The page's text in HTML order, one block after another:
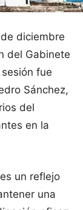
diciembre
del Gabinete
fue
Sánchez,
del
en la
un reflejo
una